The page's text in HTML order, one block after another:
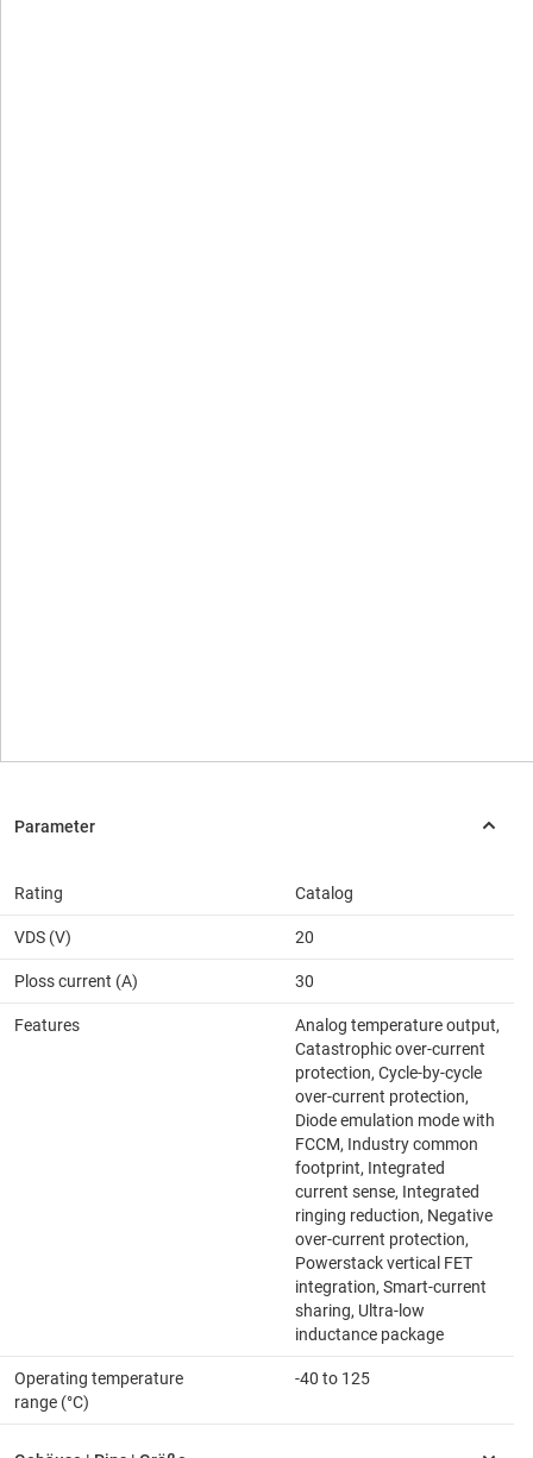
Rating Catalog
VDS (V) 20
Ploss current (A) 30
Features
Analog temperature output,
Catastrophic over-current
protection, Cycle-by-cycle
over-current protection,
Diode emulation mode with
FCCM, Industry common
footprint, Integrated
current sense, Integrated
ringing reduction, Negative
over-current protection,
Powerstack vertical FET
integration, Smart-current
sharing, Ultra-low
inductance package
Operating temperature
range (°C)
-40 to 125